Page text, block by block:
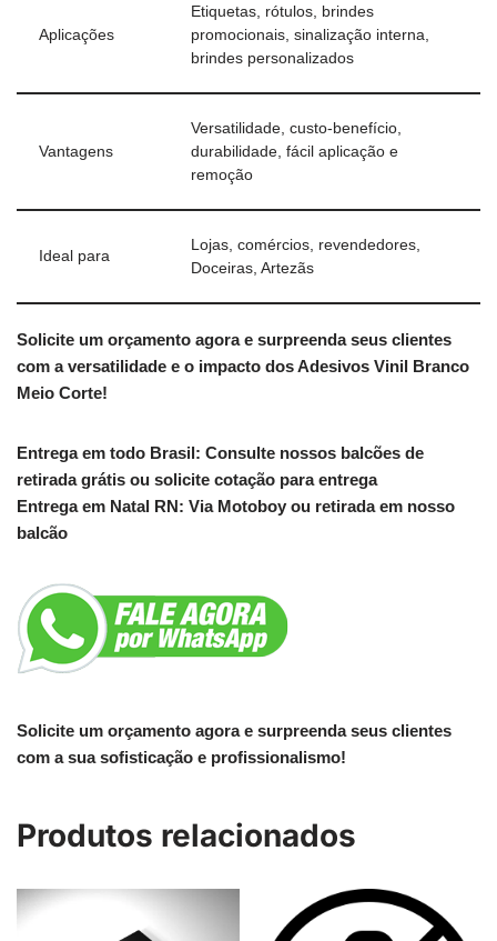
Aplicações
Etiquetas, rótulos, brindes
promocionais, sinalização interna,
brindes personalizados
Vantagens
Versatilidade, custo-benefício,
durabilidade, fácil aplicação e
remoção
Ideal para
Lojas, comércios, revendedores,
Doceiras, Artezãs
Solicite um orçamento agora e surpreenda seus clientes
com a versatilidade e o impacto dos Adesivos Vinil Branco
Meio Corte!
Entrega em todo Brasil: Consulte nossos balcões de
retirada grátis ou solicite cotação para entrega
Entrega em Natal RN: Via Motoboy ou retirada em nosso
balcão
Solicite um orçamento agora e surpreenda seus clientes
com a sua sofisticação e profissionalismo!
Produtos relacionados